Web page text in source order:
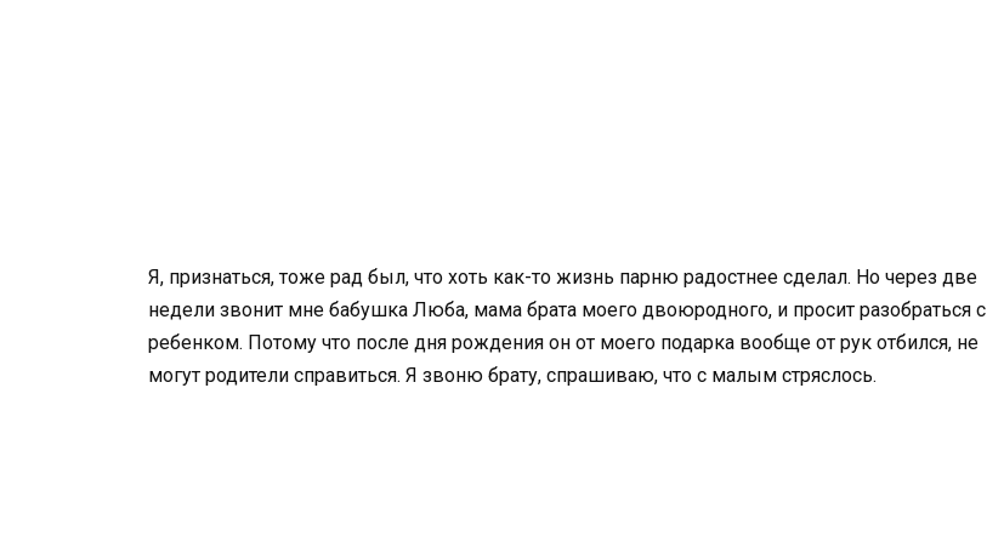
Я, признаться, тоже рад был, что хоть как-то жизнь парню радостнее сделал. Но через две
недели звонит мне бабушка Люба, мама брата моего двоюродного, и просит разобраться с
ребенком. Потому что после дня рождения он от моего подарка вообще от рук отбился, не
могут родители справиться. Я звоню брату, спрашиваю, что с малым стряслось.